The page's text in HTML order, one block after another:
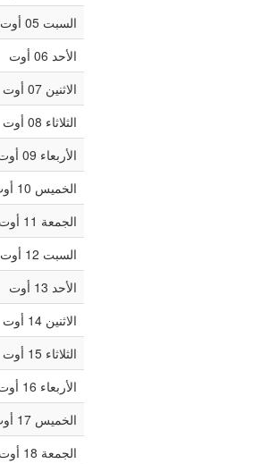
السبت 05 أوت
الأحد 06 أوت
الاثنين 07 أوت
الثلاثاء 08 أوت
الأربعاء 09 أوت
الخميس 10 أوت
الجمعة 11 أوت
السبت 12 أوت
الأحد 13 أوت
الاثنين 14 أوت
الثلاثاء 15 أوت
الأربعاء 16 أوت
الخميس 17 أوت
الجمعة 18 أوت